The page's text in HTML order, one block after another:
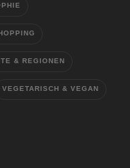
& REGIONEN
VEGETARISCH & VEGAN